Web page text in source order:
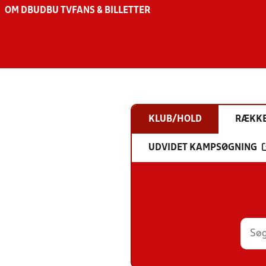
OM DBU DBU TV FANS & BILLETTER
KLUB/HOLD
UDVIDET KAMPSØGNING